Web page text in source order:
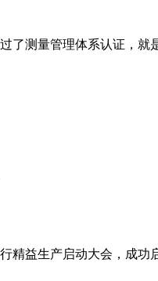
测量管理体系认证，就
益生产启动大会，成功